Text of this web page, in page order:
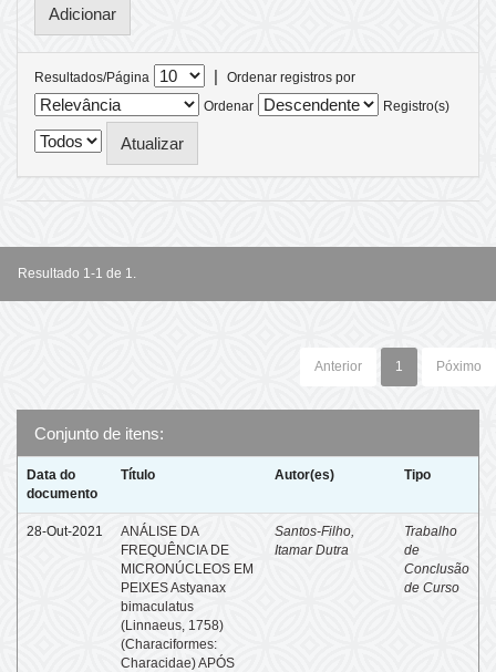
Resultados/Página |
Ordenar registros por
Ordenar
Registro(s)
Resultado 1-1 de 1.
Anterior 1 Póximo
Conjunto de itens:
Data do
documento
Título Autor(es) Tipo
28-Out-2021
ANÁLISE DA
FREQUÊNCIA DE
MICRONÚCLEOS EM
PEIXES Astyanax
bimaculatus
(Linnaeus, 1758)
(Characiformes:
Characidae) APÓS
Santos-Filho,
Itamar Dutra
Trabalho
de
Conclusão
de Curso